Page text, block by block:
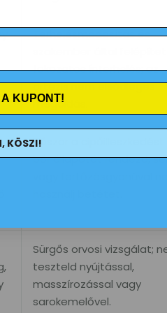
Terhelésmódosítás és
fokozatos ínterhelés; az
ortézis nem elsődleges
megoldás.
Először a cipőilleszkedést
bőr állapotát rendezd;
Sürgős orvosi vizsgálat;
teszteld nyújtással,
masszírozással vagy
sarokemelővel.
KUPONT!
KÖSZI!